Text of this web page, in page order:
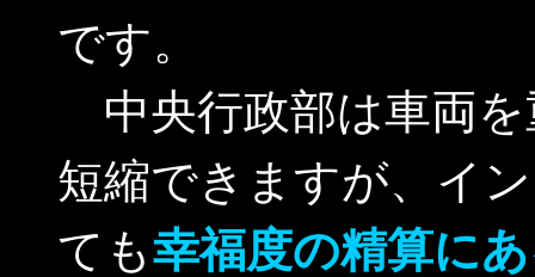
です。
中央行政部は車両
短縮できますが、イ
ても幸福度の精算に